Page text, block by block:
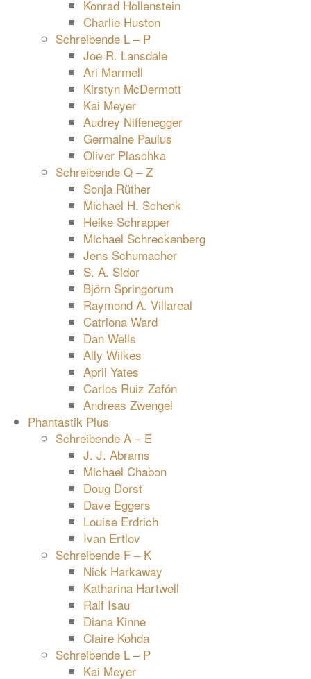
Konrad Hollenstein
Charlie Huston
Schreibende L – P
Joe R. Lansdale
Ari Marmell
Kirstyn McDermott
Kai Meyer
Audrey Niffenegger
Germaine Paulus
Oliver Plaschka
Schreibende Q – Z
Sonja Rüther
Michael H. Schenk
Heike Schrapper
Michael Schreckenberg
Jens Schumacher
S. A. Sidor
Björn Springorum
Raymond A. Villareal
Catriona Ward
Dan Wells
Ally Wilkes
April Yates
Carlos Ruiz Zafón
Andreas Zwengel
Phantastik Plus
Schreibende A – E
J. J. Abrams
Michael Chabon
Doug Dorst
Dave Eggers
Louise Erdrich
Ivan Ertlov
Schreibende F – K
Nick Harkaway
Katharina Hartwell
Ralf Isau
Diana Kinne
Claire Kohda
Schreibende L – P
Kai Meyer